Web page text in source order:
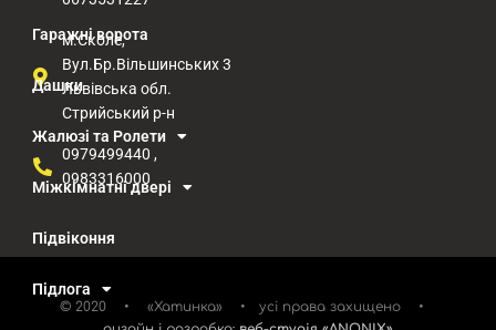
Гаражні ворота
Дашки
Жалюзі та Ролети
Міжкімнатні двері
Підвіконня
Підлога
м.Сколе,
Вул.Бр.Вільшинських 3
Львівська обл.
Стрийський р-н​
0979499440 ,
0983316000
© 2020 • «Хатинка» • усі права захищено •